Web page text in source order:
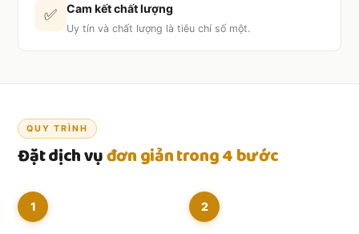
✅ Cam kết chất lượng
Uy tín và chất lượng là tiêu chí số một.
QUY TRÌNH
Đặt dịch vụđơn giản trong 4 bước
1 2